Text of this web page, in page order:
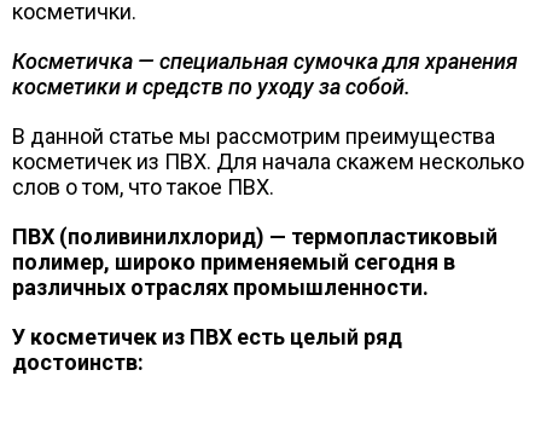
косметички.
Косметичка — специальная сумочка для хранения
косметики и средств по уходу за собой.
В данной статье мы рассмотрим преимущества
косметичек из ПВХ. Для начала скажем несколько
слов о том, что такое ПВХ.
ПВХ (поливинилхлорид) — термопластиковый
полимер, широко применяемый сегодня в
различных отраслях промышленности.
У косметичек из ПВХ есть целый ряд
достоинств: